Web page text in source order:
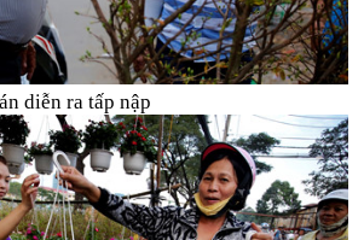
diễn ra tấp nập